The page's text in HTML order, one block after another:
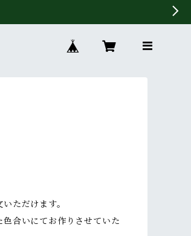
ただけます。
合いにてお作りさせていた